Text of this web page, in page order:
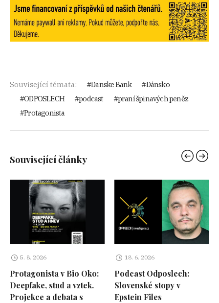
Související témata: Danske Bank
Dánsko
ODPOSLECH
podcast
praní špinavých peněz
Protagonista
Související články
5. 8. 2026
Protagonista v Bio Oko:
Deepfake, stud a vztek.
Projekce a debata s
18. 6. 2026
Podcast Odposlech:
Slovenské stopy v
Epstein Files